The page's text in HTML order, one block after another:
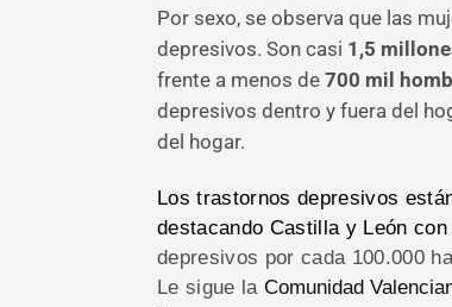
Por sexo, se observa que las
depresivos. Son casi 1,5
frente a menos de 700 mil
depresivos dentro y fuera del
del hogar.
Los trastornos depresivos
destacando Castilla y León
depresivos por cada 100.000
Le sigue laComunidad